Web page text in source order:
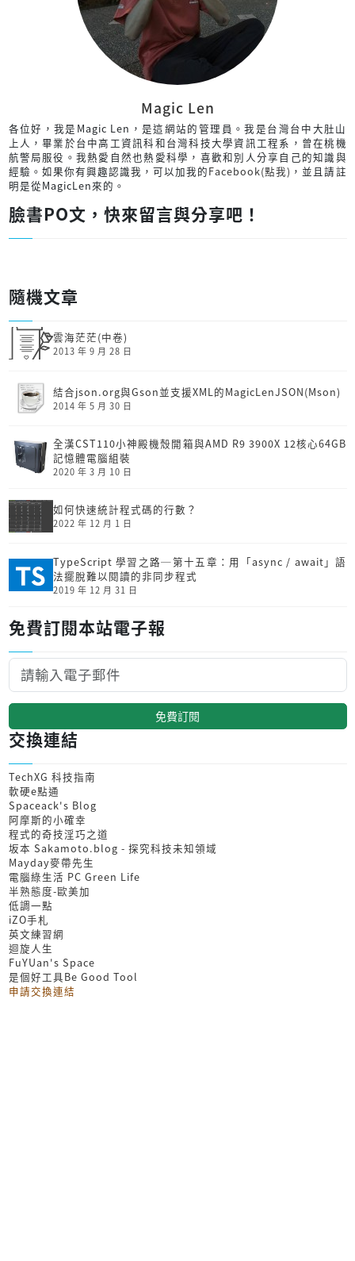
Magic Len
各位好，我是Magic Len，是這網站的管理員。我是台灣台中大肚山
上人，畢業於台中高工資訊科和台灣科技大學資訊工程系，曾在桃機
航警局服役。我熱愛自然也熱愛科學，喜歡和別人分享自己的知識與
經驗。如果你有興趣認識我，可以加我的Facebook(點我) ，並且請註
明是從MagicLen來的。
臉書PO文，快來留言與分享吧！
隨機文章
雲海茫茫(中卷)
2013 年 9 月 28 日
結合json.org與Gson並支援XML的MagicLenJSON(Mson)
2014 年 5 月 30 日
全漢CST110小神殿機殼開箱與AMD R9 3900X 12核心64GB
記憶體電腦組裝
2020 年 3 月 10 日
如何快速統計程式碼的行數？
2022 年 12 月 1 日
TypeScript 學習之路─第十五章：用「async / await」語
法擺脫難以閱讀的非同步程式
2019 年 12 月 31 日
免費訂閱本站電子報
免費訂閱
交換連結
TechXG 科技指南
軟硬e點通
Spaceack's Blog
阿摩斯的小確幸
程式的奇技淫巧之道
坂本 Sakamoto.blog - 探究科技未知領域
Mayday麥帶先生
電腦綠生活 PC Green Life
半熟態度-歐美加
低調一點
iZO手札
英文練習網
迴旋人生
FuYUan's Space
是個好工具Be Good Tool
申請交換連結